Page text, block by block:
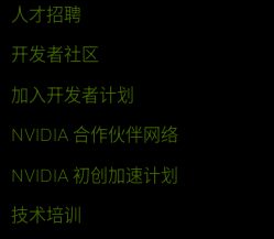
人才招聘
开发者社区
加入开发者计划
NVIDIA 合作伙伴网络
NVIDIA 初创加速计划
技术培训